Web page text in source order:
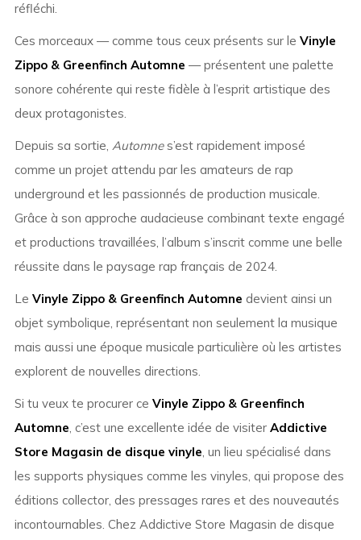
réfléchi.
Ces morceaux — comme tous ceux présents sur le Vinyle
Zippo & Greenfinch Automne — présentent une palette
sonore cohérente qui reste fidèle à l’esprit artistique des
deux protagonistes.
Depuis sa sortie, Automnes’est rapidement imposé
comme un projet attendu par les amateurs de rap
underground et les passionnés de production musicale.
Grâce à son approche audacieuse combinant texte engagé
et productions travaillées, l’album s’inscrit comme une belle
réussite dans le paysage rap français de 2024.
Le Vinyle Zippo & Greenfinch Automne devient ainsi un
objet symbolique, représentant non seulement la musique
mais aussi une époque musicale particulière où les artistes
explorent de nouvelles directions.
Si tu veux te procurer ce Vinyle Zippo & Greenfinch
Automne, c’est une excellente idée de visiter Addictive
Store Magasin de disque vinyle, un lieu spécialisé dans
les supports physiques comme les vinyles, qui propose des
éditions collector, des pressages rares et des nouveautés
incontournables. Chez Addictive Store Magasin de disque